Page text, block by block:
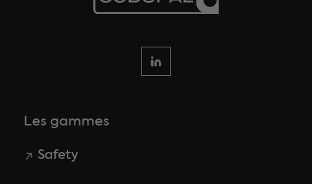
Les gammes
Safety